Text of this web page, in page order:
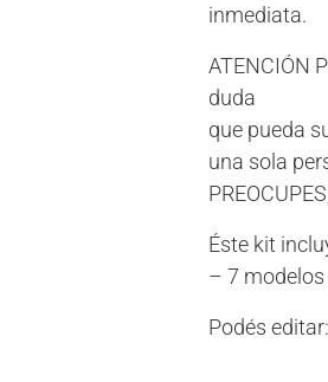
inmediata.
ATENCIÓN
duda
que pueda
una sola
Éste kit
– 7
Podés